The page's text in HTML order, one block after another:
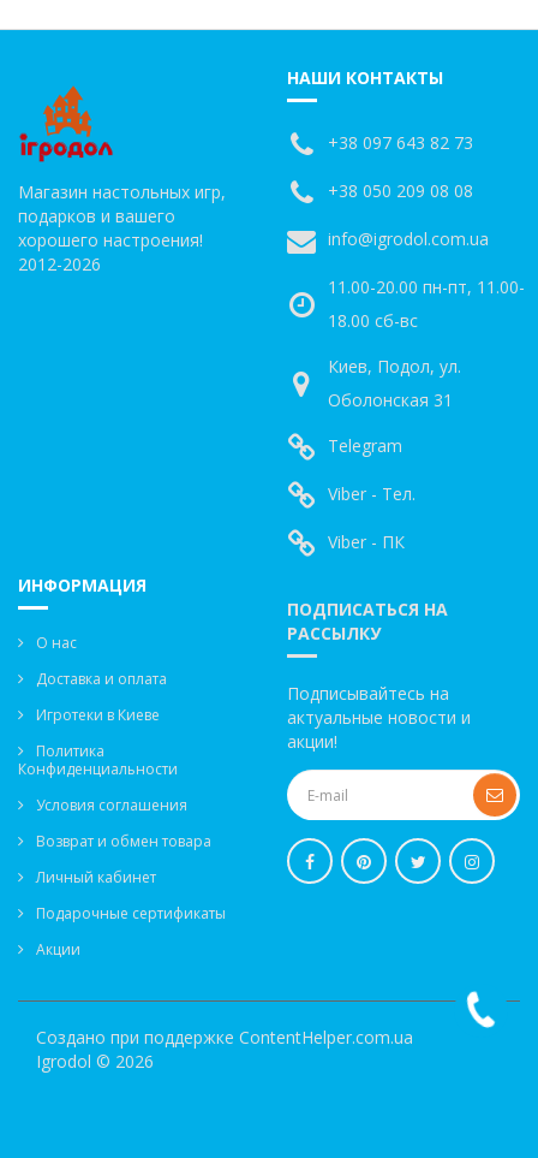
Магазин настольных игр,
подарков и вашего
хорошего настроения!
2012-2026
НАШИ КОНТАКТЫ
+38 097 643 82 73
+38 050 209 08 08
info@igrodol.com.ua
11.00-20.00 пн-пт, 11.00-
18.00 сб-вс
Киев, Подол, ул.
Оболонская 31
Telegram
Viber - Тел.
Viber - ПК
ИНФОРМАЦИЯ
О нас
Доставка и оплата
Игротеки в Киеве
Политика
Конфиденциальности
Условия соглашения
Возврат и обмен товара
Личный кабинет
Подарочные сертификаты
Акции
ПОДПИСАТЬСЯ НА
РАССЫЛКУ
Подписывайтесь на
актуальные новости и
акции!
Создано при поддержке ContentHelper.com.ua
Igrodol © 2026